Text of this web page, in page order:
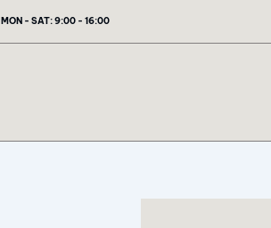
MON - SAT: 9:00 - 16:00